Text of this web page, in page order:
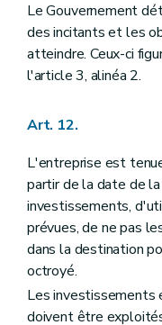
Le Gouvernement
des incitants et les
atteindre. Ceux-ci
l'article 3, alinéa 2.
Art. 12.
L'entreprise est
partir de la date de
investissements,
prévues, de ne pas
dans la destination
octroyé.
Les investissements
doivent être